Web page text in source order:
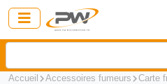
Accueil Accessoires fumeurs
Carte